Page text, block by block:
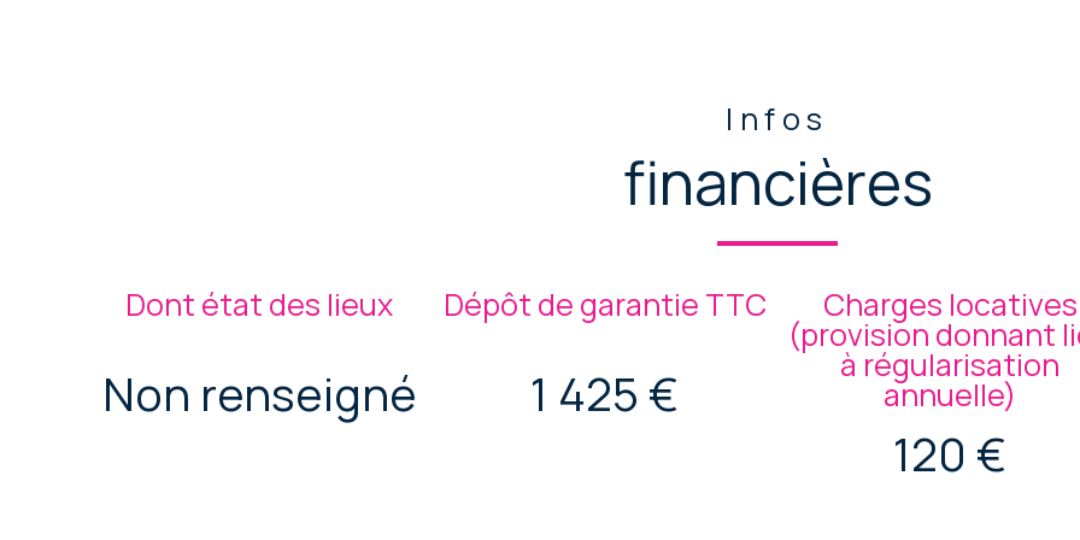
Infos
financières
Dont état des lieux
Non renseigné
Dépôt de garantie TTC
1 425 €
Charges locatives
(provision donnant
à régularisation
annuelle)
120 €